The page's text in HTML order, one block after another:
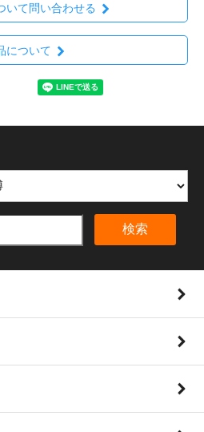
いて問い合わせる
について
検索